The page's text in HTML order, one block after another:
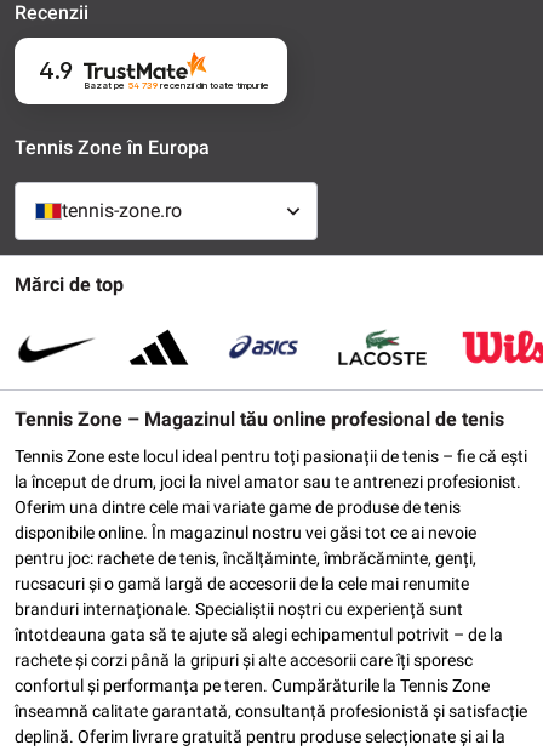
Mărci de top
Tennis Zone – Magazinul tău online profesional de tenis
Tennis Zone este locul ideal pentru toți pasionații de tenis – fie că ești
la început de drum, joci la nivel amator sau te antrenezi profesionist.
Oferim una dintre cele mai variate game de produse de tenis
disponibile online. În magazinul nostru vei găsi tot ce ai nevoie
pentru joc: rachete de tenis, încălțăminte, îmbrăcăminte, genți,
rucsacuri și o gamă largă de accesorii de la cele mai renumite
branduri internaționale. Specialiștii noștri cu experiență sunt
întotdeauna gata să te ajute să alegi echipamentul potrivit – de la
rachete și corzi până la gripuri și alte accesorii care îți sporesc
confortul și performanța pe teren. Cumpărăturile la Tennis Zone
înseamnă calitate garantată, consultanță profesionistă și satisfacție
deplină. Oferim livrare gratuită pentru produse selecționate și ai la
Recenzii
4.9
Bazat pe 54 739recenziidin toate timpurile
Tennis Zone în Europa
tennis-zone.ro